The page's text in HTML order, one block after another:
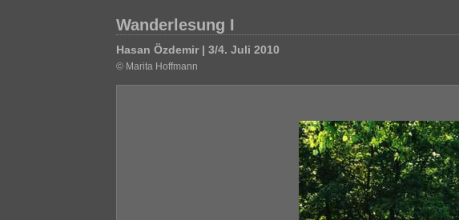
Wanderlesung I
Hasan Özdemir | 3/4. Juli 2010
© Marita Hoffmann